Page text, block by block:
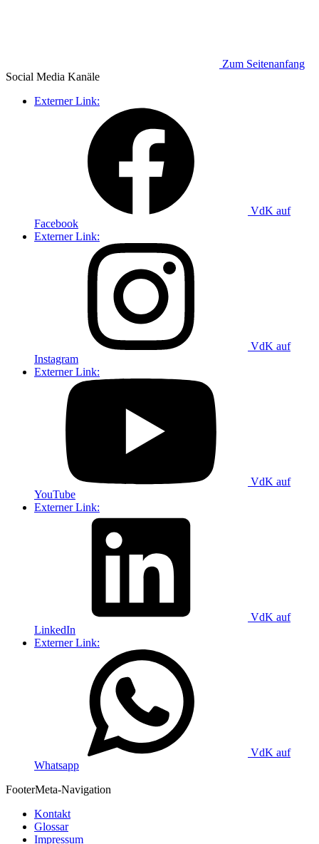
Zum Seitenanfang
Social Media Kanäle
Externer Link:
VdK auf
Facebook
Externer Link:
VdK auf
Instagram
Externer Link:
VdK auf
YouTube
Externer Link:
VdK auf
LinkedIn
Externer Link:
VdK auf
Whatsapp
FooterMeta-Navigation
Kontakt
Glossar
Impressum